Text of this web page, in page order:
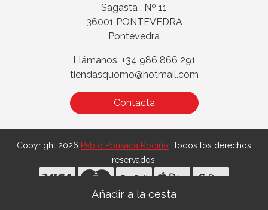
Sagasta , Nº 11
36001 PONTEVEDRA
Pontevedra
Llámanos: +34 986 866 291
tiendasquomo@hotmail.com
Contacta
Copyright 2026 Pablo Pousada Rodiño . Todos los derechos
reservados.
Desarrollado porMEIGASOFT. Tecnología